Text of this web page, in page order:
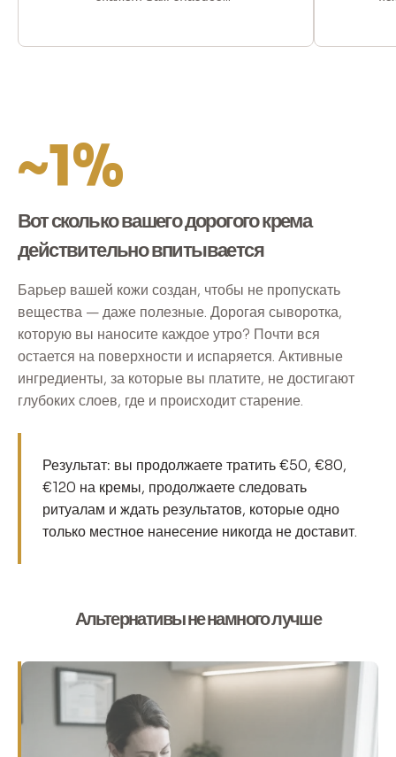
~1%
Вот сколько вашего дорогого крема
действительно впитывается
Барьер вашей кожи создан, чтобы не пропускать
вещества — даже полезные. Дорогая сыворотка,
которую вы наносите каждое утро? Почти вся
остается на поверхности и испаряется. Активные
ингредиенты, за которые вы платите, не достигают
глубоких слоев, где и происходит старение.
Результат: вы продолжаете тратить €50, €80,
€120 на кремы, продолжаете следовать
ритуалам и ждать результатов, которые одно
только местное нанесение никогда не доставит.
Альтернативы не намного лучше